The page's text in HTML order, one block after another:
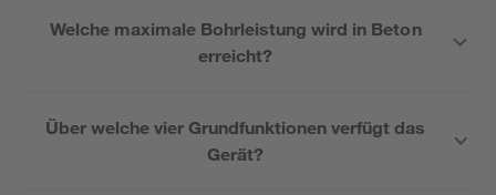
Welche maximale Bohrleistung wird in Beton
erreicht?
Über welche vier Grundfunktionen verfügt das
Gerät?